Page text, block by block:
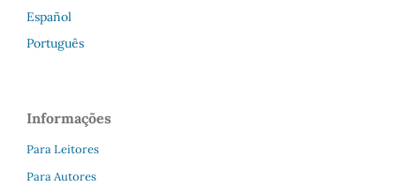
Español
Português
Informações
Para Leitores
Para Autores